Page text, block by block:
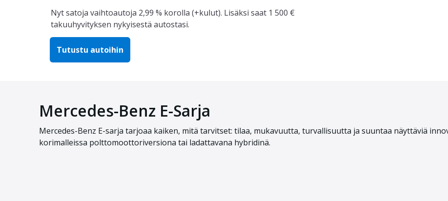
Nyt satoja vaihtoautoja 2,99 % korolla (+kulut). Lisäksi saat 1 500 €
takuuhyvityksen nykyisestä autostasi.
Tutustu autoihin
Mercedes-Benz E-Sarja
Mercedes-Benz E-sarja tarjoaa kaiken, mitä tarvitset: tilaa, mukavuutta, turvallisuutta ja suuntaa näyttäviä
korimalleissa polttomoottoriversiona tai ladattavana hybridinä.